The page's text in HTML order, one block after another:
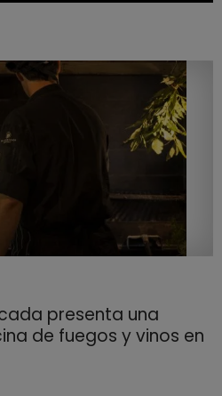
presenta una
de fuegos y vinos en